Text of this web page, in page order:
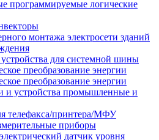
программируемые логические
монтажа электросети зданий
для системной шины
преобразование энергии
преобразование энергии
и устройства промышленные и
телефакса/принтера/МФУ
приборы
датчик уровня